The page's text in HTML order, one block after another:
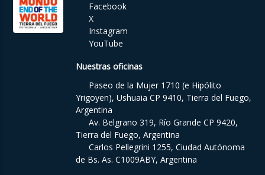
Facebook
X
Instagram
YouTube
Nuestras oficinas
Paseo de la Mujer 1710 (e Hipólito
Yrigoyen), Ushuaia CP 9410, Tierra del Fuego,
Argentina
Av. Belgrano 319, Río Grande CP 9420,
Tierra del Fuego, Argentina
Carlos Pellegrini 1255, Ciudad Autónoma
de Bs. As. C1009ABY, Argentina